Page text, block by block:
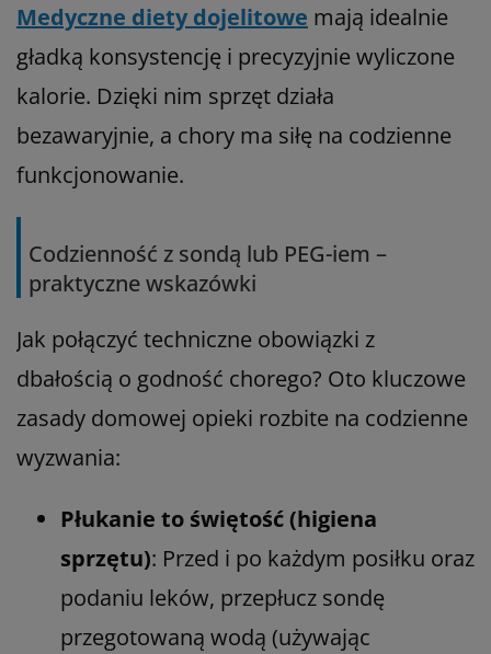
Medyczne diety dojelitowe mają idealnie
gładką konsystencję i precyzyjnie wyliczone
kalorie. Dzięki nim sprzęt działa
bezawaryjnie, a chory ma siłę na codzienne
funkcjonowanie.
Codzienność z sondą lub PEG-iem –
praktyczne wskazówki
Jak połączyć techniczne obowiązki z
dbałością o godność chorego? Oto kluczowe
zasady domowej opieki rozbite na codzienne
wyzwania:
Płukanie to świętość (higiena
sprzętu): Przed i po każdym posiłku oraz
podaniu leków, przepłucz sondę
przegotowaną wodą (używając